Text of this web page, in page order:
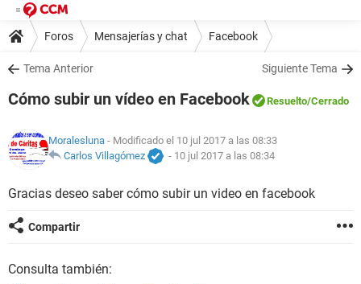
Foros Mensajerías y chat Facebook
Tema Anterior Siguiente Tema
Cómo subir un vídeo en Facebook Resuelto/Cerrado
Moralesluna - Modificado el 10 jul 2017 a las 08:33
Carlos Villagómez
- 10 jul 2017 a las 08:34
Gracias deseo saber cómo subir un video en facebook
Compartir
Consulta también: